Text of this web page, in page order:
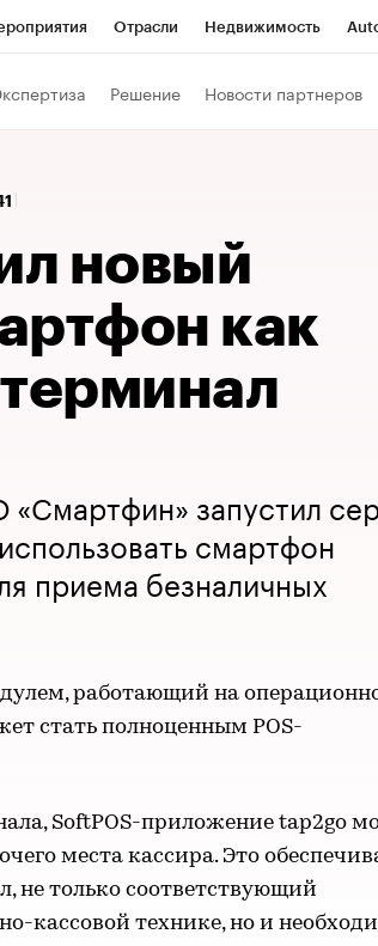
Отрасли Недвижимость
Технологии и медиа
Решение Новости партнеров
новый
как
запустил
смартфон
приема безналичных
работающий на
стать полноценным POS-
SoftPOS-приложение tap2go
места кассира. Это
не только соответствующий
кассовой технике, но и